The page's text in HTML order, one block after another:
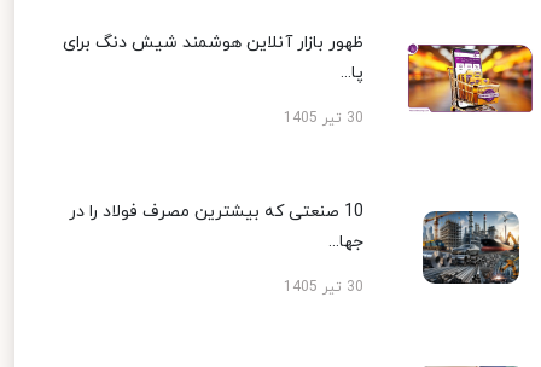
ظهور بازار آنلاین هوشمند شیش دنگ برای
پا...
30 تیر 1405
10 صنعتی که بیشترین مصرف فولاد را در
جها...
30 تیر 1405